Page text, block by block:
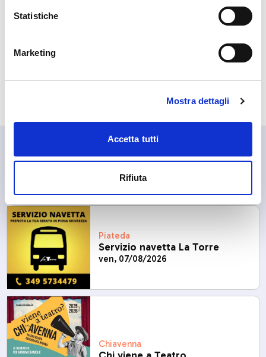
Statistiche
Marketing
Mostra dettagli
Accetta tutti
Rifiuta
castelliere preistorico di Caslido. È punto di partenza per
escursioni alla Colmen di Dazio, con vista sulla Val Masino
e il fondovalle. Ogni ottobre ospita la Castagnata dei
Cech, festa tradizionale con prodotti locali.
Altri eventi in programma in
Piateda
Servizio navetta La Torre
ven, 07/08/2026
Chiavenna